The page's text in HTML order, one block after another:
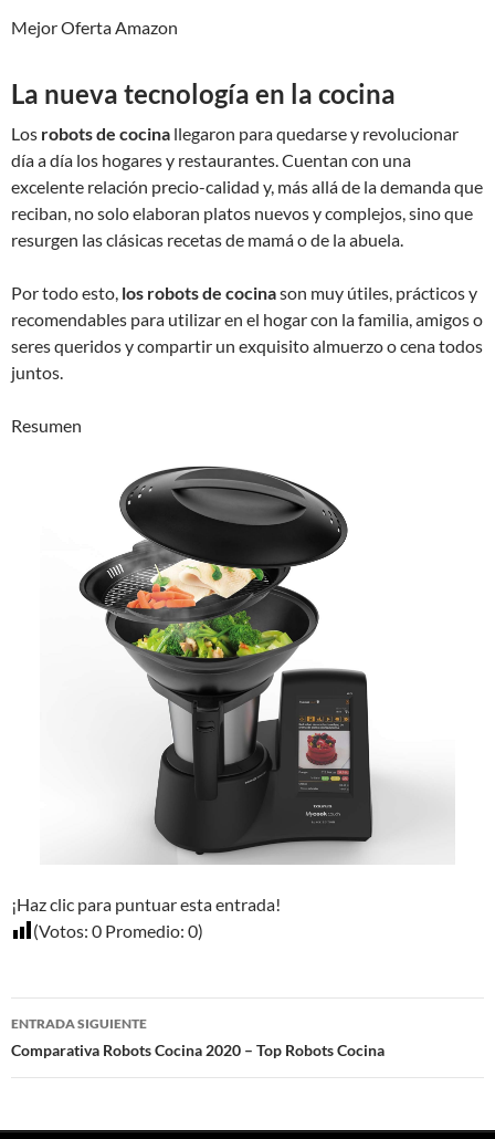
Mejor Oferta Amazon
La nueva tecnología en la cocina
Los robots de cocina llegaron para quedarse y revolucionar
día a día los hogares y restaurantes. Cuentan con una
excelente relación precio-calidad y, más allá de la demanda que
reciban, no solo elaboran platos nuevos y complejos, sino que
resurgen las clásicas recetas de mamá o de la abuela.
Por todo esto, los robots de cocinason muy útiles, prácticos y
recomendables para utilizar en el hogar con la familia, amigos o
seres queridos y compartir un exquisito almuerzo o cena todos
juntos.
Resumen
¡Haz clic para puntuar esta entrada!
(Votos: 0 Promedio: 0)
Navegación
de
ENTRADA SIGUIENTE
Comparativa Robots Cocina 2020 – Top Robots Cocina